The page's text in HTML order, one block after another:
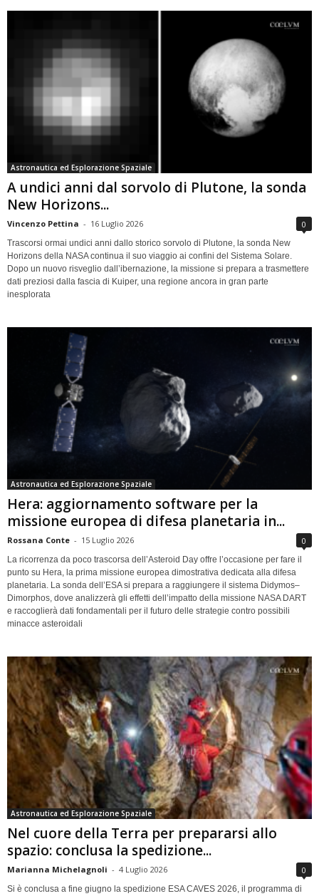
Astronautica ed Esplorazione Spaziale
A undici anni dal sorvolo di Plutone, la sonda
New Horizons...
Vincenzo Pettina - 16 Luglio 2026 0
Trascorsi ormai undici anni dallo storico sorvolo di Plutone, la sonda New
Horizons della NASA continua il suo viaggio ai confini del Sistema Solare.
Dopo un nuovo risveglio dall’ibernazione, la missione si prepara a trasmettere
dati preziosi dalla fascia di Kuiper, una regione ancora in gran parte
inesplorata
Astronautica ed Esplorazione Spaziale
Hera: aggiornamento software per la
missione europea di difesa planetaria in...
Rossana Conte - 15 Luglio 2026 0
La ricorrenza da poco trascorsa dell’Asteroid Day offre l’occasione per fare il
punto su Hera, la prima missione europea dimostrativa dedicata alla difesa
planetaria. La sonda dell’ESA si prepara a raggiungere il sistema Didymos–
Dimorphos, dove analizzerà gli effetti dell’impatto della missione NASA DART
e raccoglierà dati fondamentali per il futuro delle strategie contro possibili
minacce asteroidali
Astronautica ed Esplorazione Spaziale
Nel cuore della Terra per prepararsi allo
spazio: conclusa la spedizione...
Marianna Michelagnoli - 4 Luglio 2026 0
Si è conclusa a fine giugno la spedizione ESA CAVES 2026, il programma di